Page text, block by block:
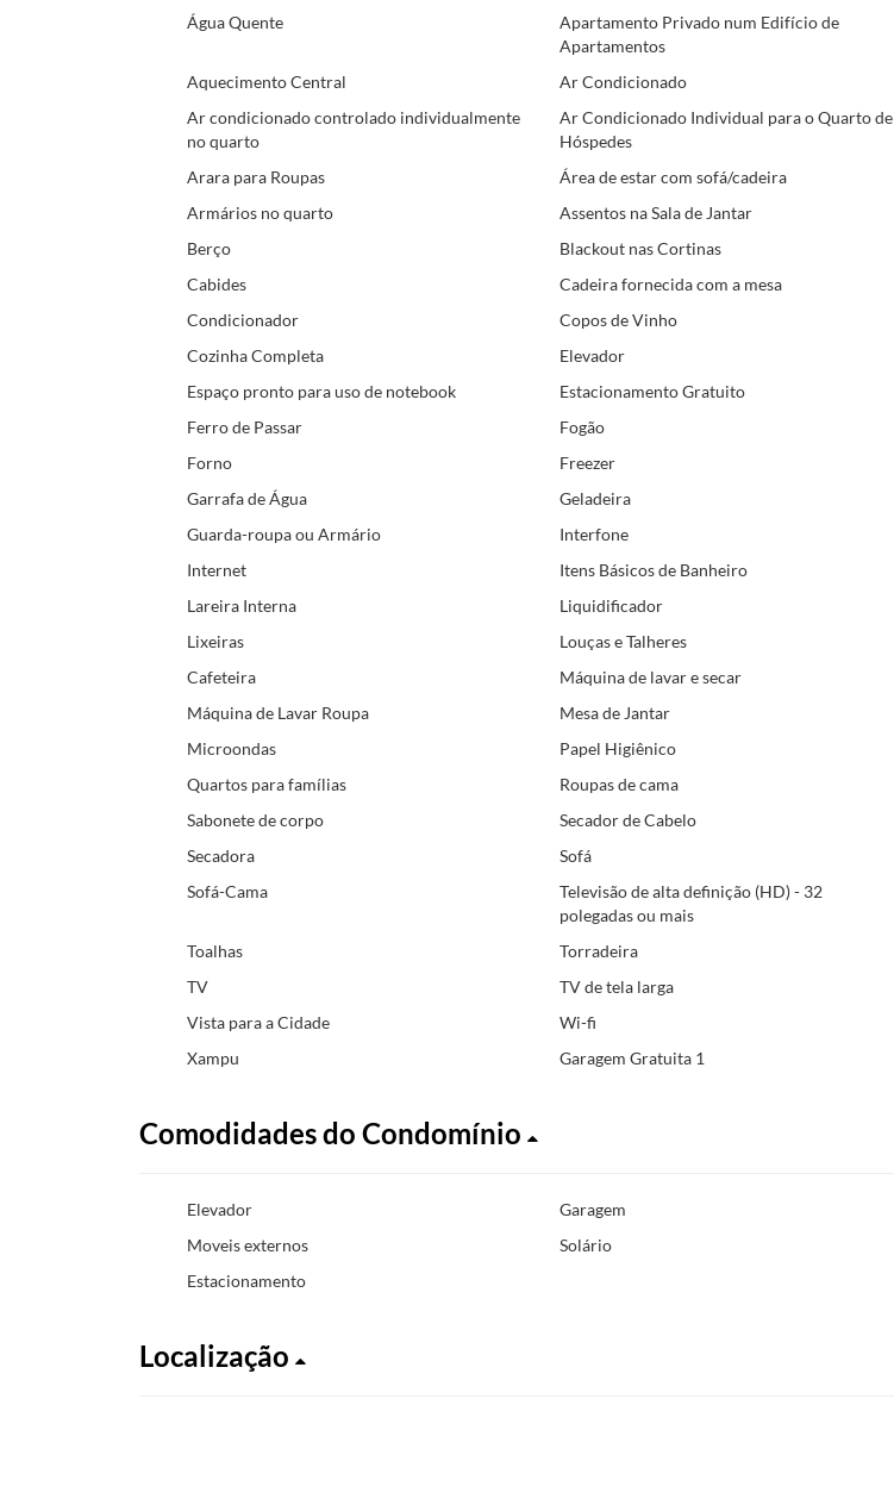
Água Quente
Apartamento Privado num Edifício de
Apartamentos
Aquecimento Central
Ar Condicionado
Ar condicionado controlado individualmente
no quarto
Ar Condicionado Individual para o Quarto de
Hóspedes
Arara para Roupas
Área de estar com sofá/cadeira
Armários no quarto
Assentos na Sala de Jantar
Berço
Blackout nas Cortinas
Cabides
Cadeira fornecida com a mesa
Condicionador
Copos de Vinho
Cozinha Completa
Elevador
Espaço pronto para uso de notebook
Estacionamento Gratuito
Ferro de Passar
Fogão
Forno
Freezer
Garrafa de Água
Geladeira
Guarda-roupa ou Armário
Interfone
Internet
Itens Básicos de Banheiro
Lareira Interna
Liquidificador
Lixeiras
Louças e Talheres
Cafeteira
Máquina de lavar e secar
Máquina de Lavar Roupa
Mesa de Jantar
Microondas
Papel Higiênico
Quartos para famílias
Roupas de cama
Sabonete de corpo
Secador de Cabelo
Secadora
Sofá
Sofá-Cama
Televisão de alta definição (HD) - 32
polegadas ou mais
Toalhas
Torradeira
TV
TV de tela larga
Vista para a Cidade
Wi-fi
Xampu
Garagem Gratuita 1
Comodidades do Condomínio
Elevador
Garagem
Moveis externos
Solário
Estacionamento
Localização